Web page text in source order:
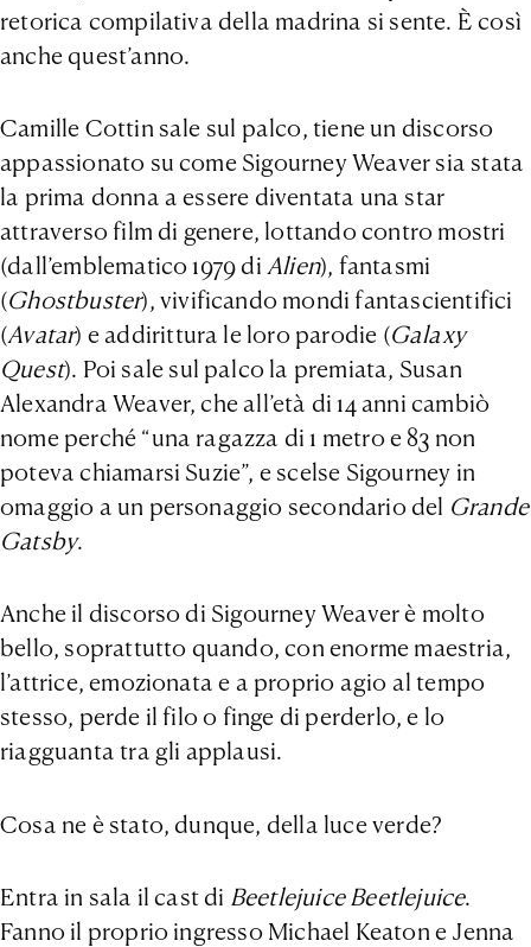
retorica compilativa della madrina si sente. È così
anche quest’anno.
Camille Cottin sale sul palco, tiene un discorso
appassionato su come Sigourney Weaver sia stata
la prima donna a essere diventata una star
attraverso film di genere, lottando contro mostri
(dall’emblematico 1979 diAlien), fantasmi
(Ghostbuster), vivificando mondi fantascientifici
(Avatar) e addirittura le loro parodie (Galaxy
Quest). Poi sale sul palco la premiata, Susan
Alexandra Weaver, che all’età di 14 anni cambiò
nome perché “una ragazza di 1 metro e 83 non
poteva chiamarsi Suzie”, e scelse Sigourney in
omaggio a un personaggio secondario del Grande
Gatsby.
Anche il discorso di Sigourney Weaver è molto
bello, soprattutto quando, con enorme maestria,
l’attrice, emozionata e a proprio agio al tempo
stesso, perde il filo o finge di perderlo, e lo
riagguanta tra gli applausi.
Cosa ne è stato, dunque, della luce verde?
Entra in sala il cast di Beetlejuice Beetlejuice.
Fanno il proprio ingresso Michael Keaton e Jenna